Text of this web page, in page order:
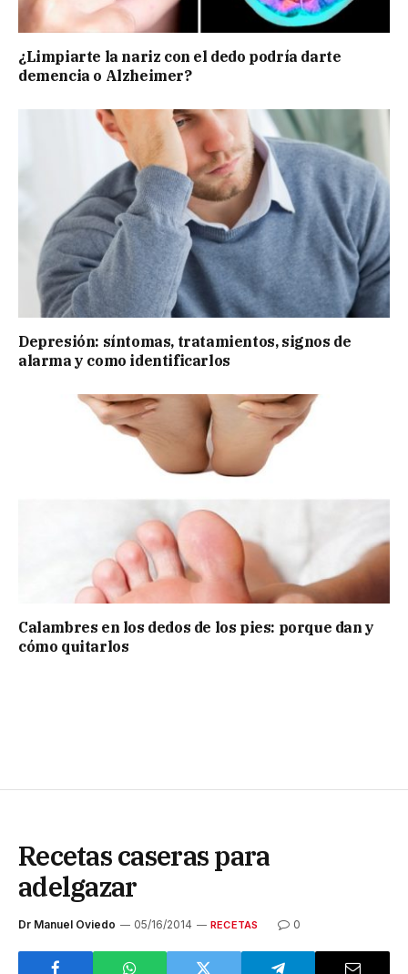
¿Limpiarte la nariz con el dedo podría darte
demencia o Alzheimer?
Depresión: síntomas, tratamientos, signos de
alarma y como identificarlos
Calambres en los dedos de los pies: porque dan y
cómo quitarlos
Recetas caseras para
adelgazar
Dr Manuel Oviedo 05/16/2014 RECETAS 0